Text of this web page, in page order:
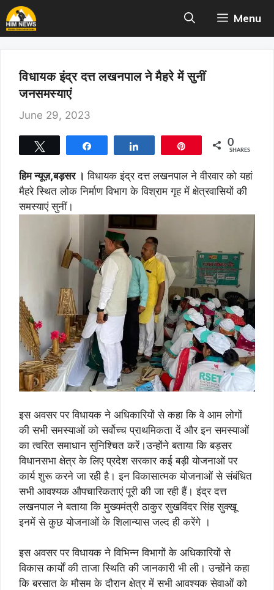
Skip
to
content
Menu
विधायक इंद्र दत्त लखनपाल ने मैहरे में सुनीं
जनसमस्याएं
June 29, 2023
0
SHARES
हिम न्यूज़,बड़सर । विधायक इंद्र दत्त लखनपाल ने वीरवार को यहां
मैहरे स्थित लोक निर्माण विभाग के विश्राम गृह में क्षेत्रवासियों की
समस्याएं सुनीं।
इस अवसर पर विधायक ने अधिकारियों से कहा कि वे आम लोगों
की सभी समस्याओं को सर्वोच्च प्राथमिकता दें और इन समस्याओं
का त्वरित समाधान सुनिश्चित करें।उन्होंने बताया कि बड़सर
विधानसभा क्षेत्र के लिए प्रदेश सरकार कई बड़ी योजनाओं पर
कार्य शुरू करने जा रही है। इन विकासात्मक योजनाओं से संबंधित
सभी आवश्यक औपचारिकताएं पूरी की जा रही हैं। इंद्र दत्त
लखनपाल ने बताया कि मुख्यमंत्री ठाकुर सुखविंदर सिंह सुक्खू
इनमें से कुछ योजनाओं के शिलान्यास जल्द ही करेंगे ।
इस अवसर पर विधायक ने विभिन्न विभागों के अधिकारियों से
विकास कार्यों की ताजा स्थिति की जानकारी भी ली। उन्होंने कहा
कि बरसात के मौसम के दौरान क्षेत्र में सभी आवश्यक सेवाओं को